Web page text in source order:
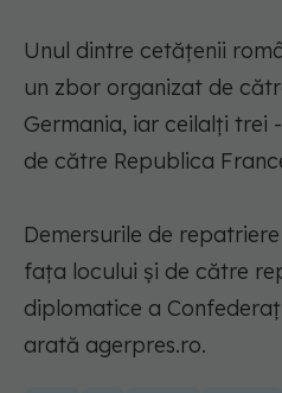
Unul dintre cetăţenii
un zbor organizat de
Germania, iar ceilalţi trei
de către Republica
Demersurile de
faţa locului şi de către
diplomatice a
arată agerpres.ro.